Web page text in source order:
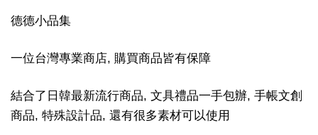
德德小品集
一位台灣專業商店, 購買商品皆有保障
結合了日韓最新流行商品, 文具禮品一手包辦, 手帳文創
商品, 特殊設計品, 還有很多素材可以使用